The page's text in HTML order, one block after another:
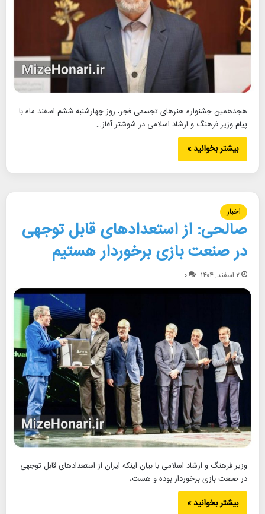
هجدهمین جشنواره هنرهای تجسمی فجر، روز چهارشنبه ششم اسفند ماه با
پیام وزیر فرهنگ و ارشاد اسلامی در شوشتر آغاز…
بیشتر بخوانید »
اخبار
صالحی: از استعدادهای قابل توجهی
در صنعت بازی برخوردار هستیم
۲ اسفند, ۱۴۰۴ ۰
وزیر فرهنگ و ارشاد اسلامی با بیان اینکه ایران از استعدادهای قابل توجهی
در صنعت بازی برخوردار بوده و هست،…
بیشتر بخوانید »